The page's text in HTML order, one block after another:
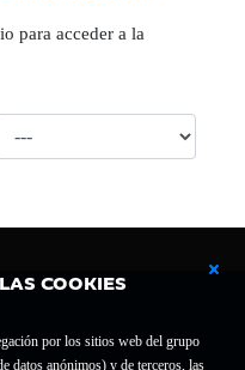
COOKIES
por los sitios web del grupo
datos anónimos) y de terceros, las
para acceder a la